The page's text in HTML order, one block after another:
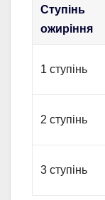
Ступінь
ожиріння
1 ступінь
2 ступінь
3 ступінь